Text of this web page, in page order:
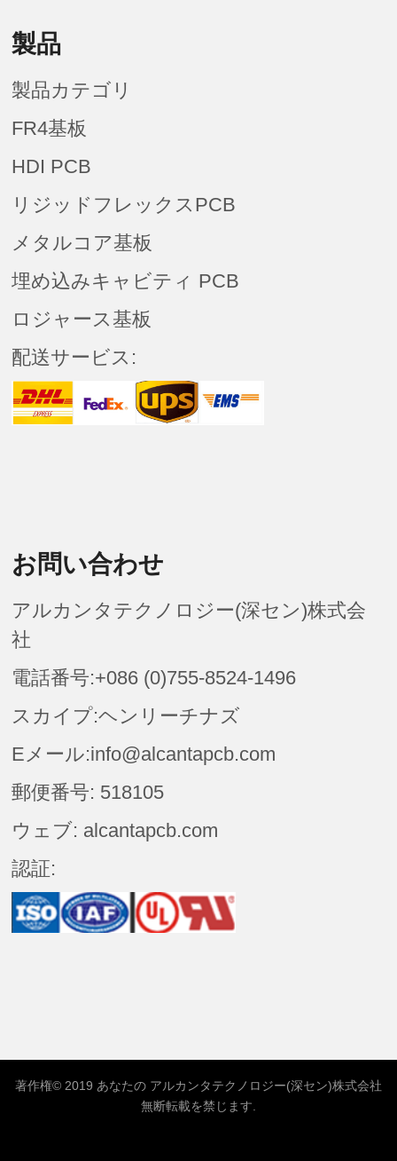
製品
製品カテゴリ
FR4基板
HDI PCB
リジッドフレックスPCB
メタルコア基板
埋め込みキャビティ PCB
ロジャース基板
配送サービス:
お問い合わせ
アルカンタテクノロジー(深セン)株式会
社
電話番号:+086 (0)755-8524-1496
スカイプ:ヘンリーチナズ
Eメール:info@alcantapcb.com
郵便番号: 518105
ウェブ: alcantapcb.com
認証:
著作権© 2019 あなたの アルカンタテクノロジー(深セン)株式会社
無断転載を禁じます.